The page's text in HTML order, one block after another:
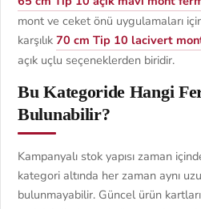
mont ve ceket önü uygulamaları
karşılık 70 cm Tip 10 lacivert
açık uçlu seçeneklerden biridir.
Bu Kategoride Hangi
Bulunabilir?
Kampanyalı stok yapısı zaman
kategori altında her zaman aynı
bulunmayabilir. Güncel ürün